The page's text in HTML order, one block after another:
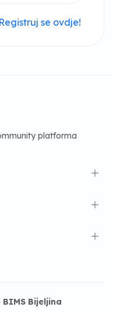
Registruj se ovdje!
platforma
BIMS Bijeljina